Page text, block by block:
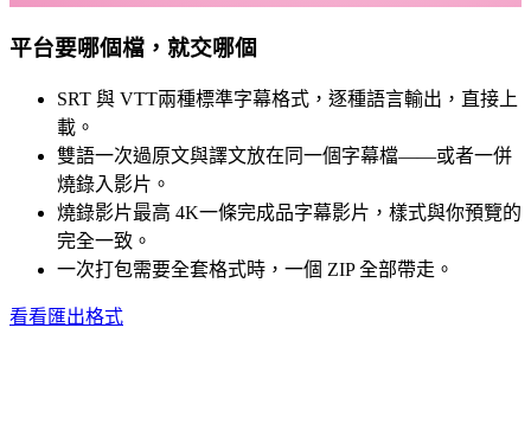
平台要哪個檔，就交哪個
SRT 與 VTT兩種標準字幕格式，逐種語言輸出，直接上
載。
雙語一次過原文與譯文放在同一個字幕檔——或者一併
燒錄入影片。
燒錄影片最高 4K一條完成品字幕影片，樣式與你預覽的
完全一致。
一次打包需要全套格式時，一個 ZIP 全部帶走。
看看匯出格式